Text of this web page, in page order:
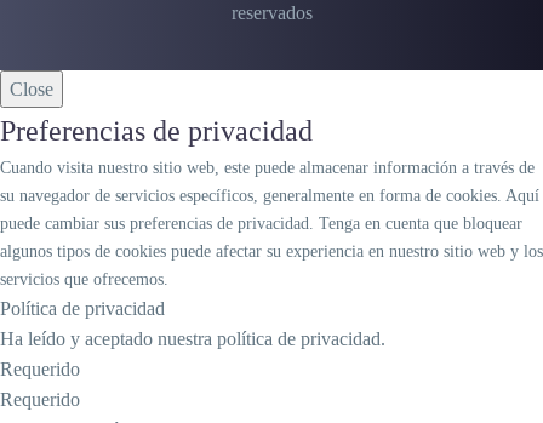
reservados
Close
Preferencias de privacidad
Cuando visita nuestro sitio web, este puede almacenar información a través de
su navegador de servicios específicos, generalmente en forma de cookies. Aquí
puede cambiar sus preferencias de privacidad. Tenga en cuenta que bloquear
algunos tipos de cookies puede afectar su experiencia en nuestro sitio web y los
servicios que ofrecemos.
Política de privacidad
Ha leído y aceptado nuestra política de privacidad.
Requerido
Requerido